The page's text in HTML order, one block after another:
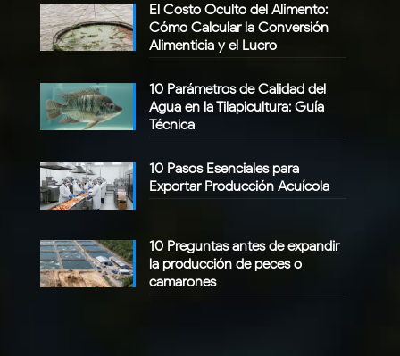
El Costo Oculto del Alimento:
Cómo Calcular la Conversión
Alimenticia y el Lucro
10 Parámetros de Calidad del
Agua en la Tilapicultura: Guía
Técnica
10 Pasos Esenciales para
Exportar Producción Acuícola
10 Preguntas antes de expandir
la producción de peces o
camarones